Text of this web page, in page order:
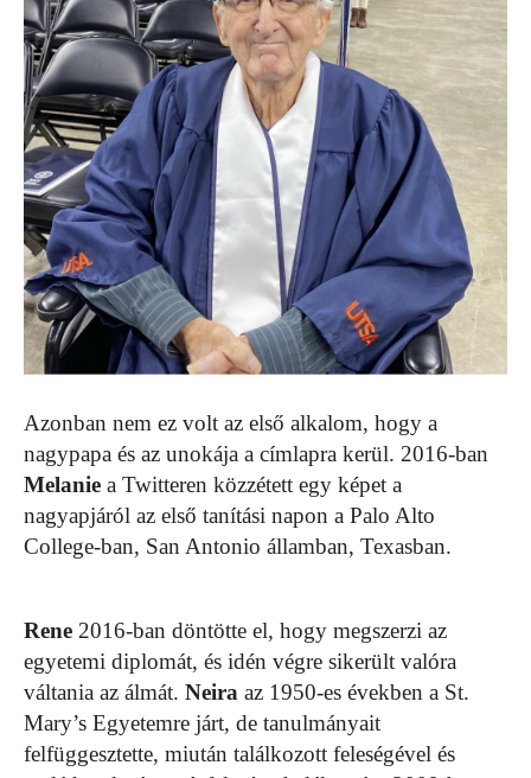
Azonban nem ez volt az első alkalom, hogy a
nagypapa és az unokája a címlapra kerül. 2016-ban
Melanie a Twitteren közzétett egy képet a
nagyapjáról az első tanítási napon a Palo Alto
College-ban, San Antonio államban, Texasban.
Rene 2016-ban döntötte el, hogy megszerzi az
egyetemi diplomát, és idén végre sikerült valóra
váltania az álmát. Neira az 1950-es években a St.
Mary’s Egyetemre járt, de tanulmányait
felfüggesztette, miután találkozott feleségével és